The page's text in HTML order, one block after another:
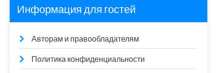
Информация для гостей
Авторам и правообладателям
Политика конфиденциальности